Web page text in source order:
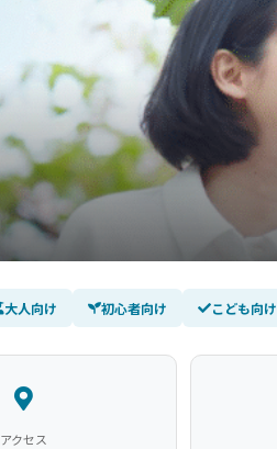
大人向け 初心者向け こども向け
アクセス